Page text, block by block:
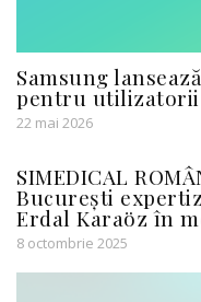
Samsung
pentru utilizatorii
22 mai 2026
SIMEDICAL
București
Erdal Karaöz în
8 octombrie 2025